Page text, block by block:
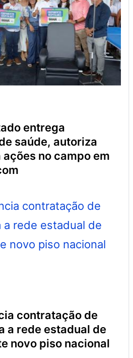
saúde, autoriza
no campo em
a rede estadual de
novo piso nacional